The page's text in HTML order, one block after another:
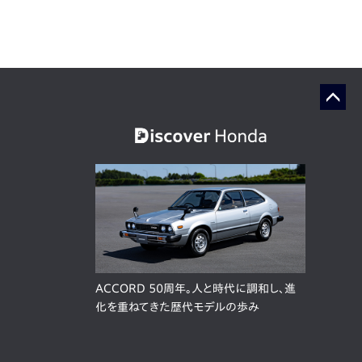
ACCORD 50周年。人と時代に調和し、進
化を重ねてきた歴代モデルの歩み